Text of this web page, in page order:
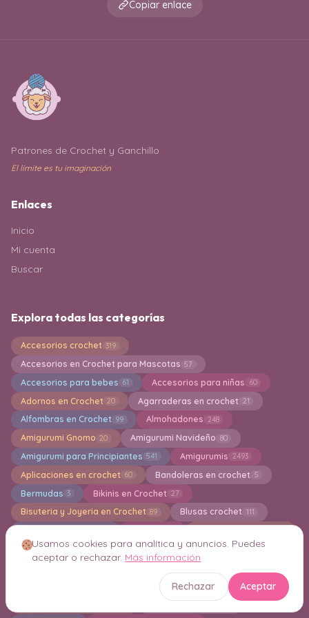
Copiar enlace
Patrones de Crochet y Ganchillo
El límite es tu imaginación
Enlaces
Inicio
Mi cuenta
Buscar
Explora todas las categorías
Accesorios crochet 319
Accesorios en Crochet para Mascotas 57
Accesorios para bebes 61 Accesorios para niñas 60
Adornos en Crochet 20 Agarraderas en crochet 21
Alfombras en Crochet 99 Almohadones 248
Amigurumi Gnomo 20 Amigurumi Navideño 80
Amigurumi para Principiantes 541 Amigurumis 2493
Aplicaciones en crochet 60 Bandoleras en crochet 5
Bermudas 3 Bikinis en Crochet 27
Bisuteria y Joyeria en Crochet 89 Blusas crochet 111
Bordados 12 Bufanda a crochet 32
16 Caminos de Mesa 41
Capas en crochet
Usamos cookies para analítica y anuncios. Puedes
aceptar o rechazar. Más información
Rechazar Aceptar